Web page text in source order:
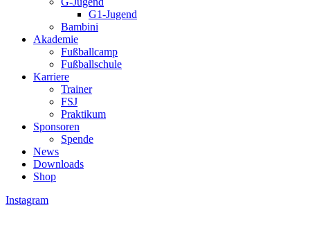
G1-Jugend
Bambini
Akademie
Fußballcamp
Fußballschule
Karriere
Trainer
FSJ
Praktikum
Sponsoren
Spende
News
Downloads
Shop
Instagram